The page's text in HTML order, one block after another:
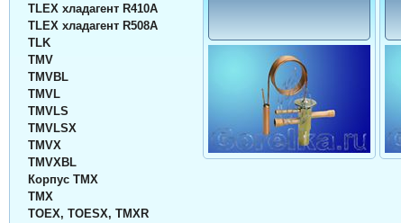
TLEX хладагент R410A
TLEX хладагент R508A
TLK
TMV
TMVBL
TMVL
TMVLS
TMVLSX
TMVX
TMVXBL
Корпус TMX
TMX
TOEX, TOESX, TMXR